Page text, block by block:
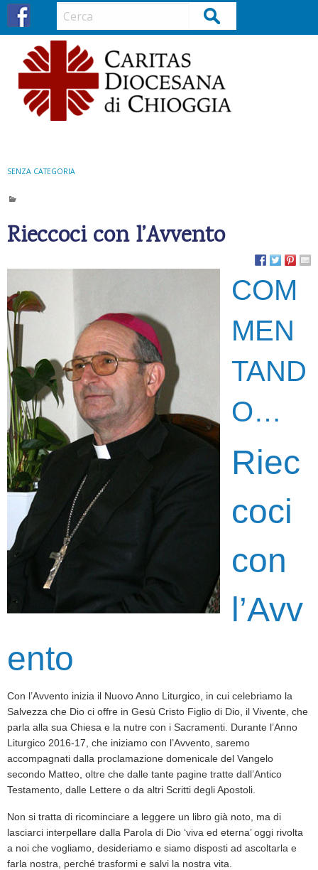
Cerca
SENZA CATEGORIA
Rieccoci con l’Avvento
COM
MEN
TAND
O…
Riec
coci
con
l’Avv
ento
Con l’Avvento inizia il Nuovo Anno Liturgico, in cui celebriamo la
Salvezza che Dio ci offre in Gesù Cristo Figlio di Dio, il Vivente, che
parla alla sua Chiesa e la nutre con i Sacramenti. Durante l’Anno
Liturgico 2016-17, che iniziamo con l’Avvento, saremo
accompagnati dalla proclamazione domenicale del Vangelo
secondo Matteo, oltre che dalle tante pagine tratte dall’Antico
Testamento, dalle Lettere o da altri Scritti degli Apostoli.
Non si tratta di ricominciare a leggere un libro già noto, ma di
lasciarci interpellare dalla Parola di Dio ‘viva ed eterna’ oggi rivolta
a noi che vogliamo, desideriamo e siamo disposti ad ascoltarla e
farla nostra, perché trasformi e salvi la nostra vita.